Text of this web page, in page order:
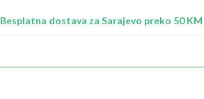
Besplatna dostava za Sarajevo preko 50 KM